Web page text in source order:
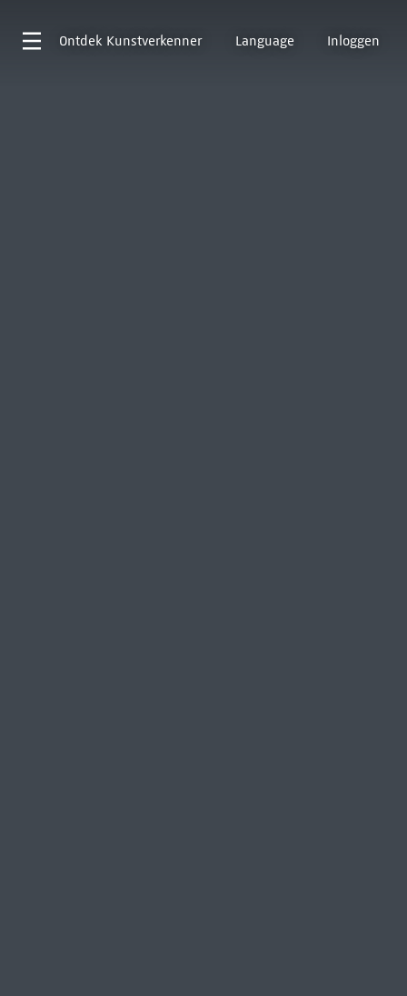
Ontdek Kunstverkenner Language Inloggen